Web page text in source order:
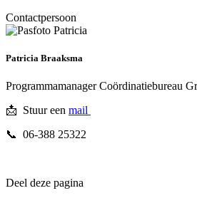
Contactpersoon
Patricia Braaksma
Programmamanager Coördinatiebureau
📩 Stuur een mail
📞 06-388 25322
Deel deze pagina